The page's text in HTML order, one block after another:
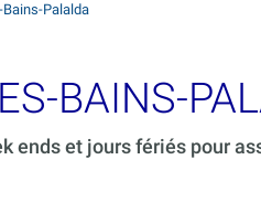
Palalda
BAINS-
ends et jours fériés pour